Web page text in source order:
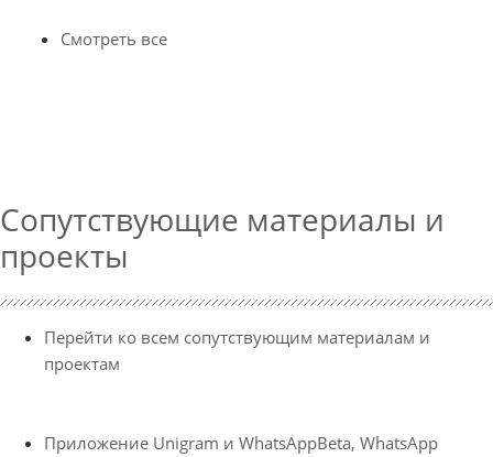
Смотреть все
Сопутствующие материалы и
проекты
Перейти ко всем сопутствующим материалам и
проектам
Приложение Unigram и WhatsAppBeta, WhatsApp